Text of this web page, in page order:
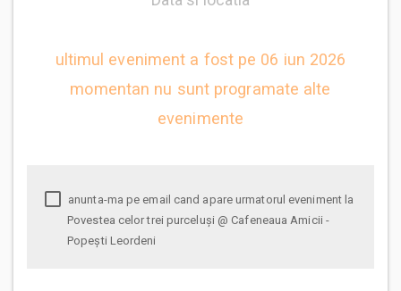
ultimul eveniment a fost pe 06 iun 2026
momentan nu sunt programate alte
evenimente
Povestea celor trei purceluşi @ Cafeneaua Amicii -
Popești Leordeni